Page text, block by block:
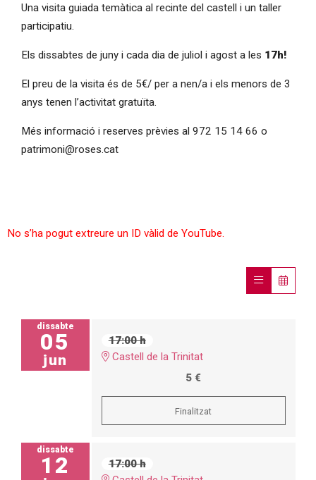
Una visita guiada temàtica al recinte del castell i un taller
participatiu.
Els dissabtes de juny i cada dia de juliol i agost a les 17h!
El preu de la visita és de 5€/ per a nen/a i els menors de 3
anys tenen l’activitat gratuïta.
Més informació i reserves prèvies al 972 15 14 66 o
patrimoni@roses.cat
No s’ha pogut extreure un ID vàlid de YouTube.
dissabte
05
jun
17:00 h
Castell de la Trinitat
5 €
Finalitzat
dissabte
12
17:00 h